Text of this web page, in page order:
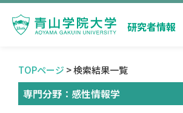
研究者情報
TOPページ > 検索結果一覧
専門分野：感性情報学